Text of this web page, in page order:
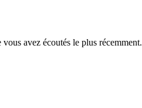
avez écoutés le plus récemment.